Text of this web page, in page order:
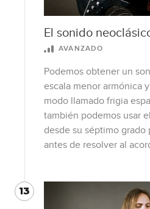
El sonido
AVANZADO
Podemos obtener un
escala menor armónica
modo llamado frigia
también podemos usar
desde su séptimo
antes de resolver al
13